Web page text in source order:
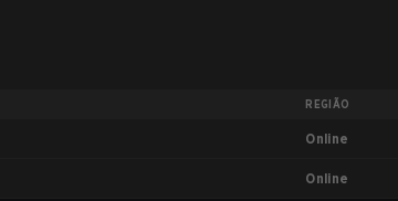
REGIÃO
Online
Online